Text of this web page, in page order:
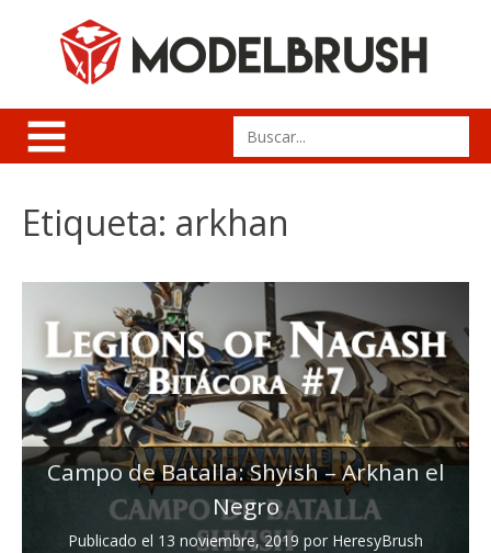
Search
for:
Etiqueta: arkhan
Campo de Batalla: Shyish – Arkhan el
Negro
Publicado el 13 noviembre, 2019 por HeresyBrush